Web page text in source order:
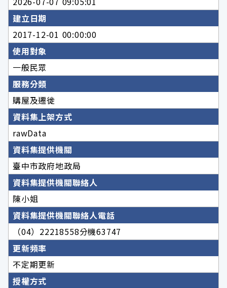
建立日期
2017-12-01 00:00:00
使用對象
一般民眾
服務分類
購屋及遷徙
資料集上架方式
rawData
資料集提供機關
臺中市政府地政局
資料集提供機關聯絡人
陳小姐
資料集提供機關聯絡人電話
（04）22218558分機63747
更新頻率
不定期更新
授權方式